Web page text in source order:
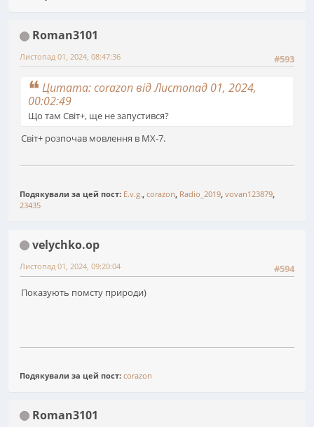
Roman3101
#593
Листопад 01, 2024, 08:47:36
Цитата: corazon від Листопад 01, 2024,
00:02:49
Що там Світ+, ще не запустився?
Світ+ розпочав мовлення в МХ-7.
Подякували за цей пост: E.v.g. corazon Radio_2019 vovan123879
23435
velychko.op
#594
Листопад 01, 2024, 09:20:04
Показують помсту природи)
Подякували за цей пост: corazon
Roman3101